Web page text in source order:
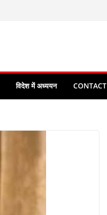
विदेश में अध्ययन CONTACT